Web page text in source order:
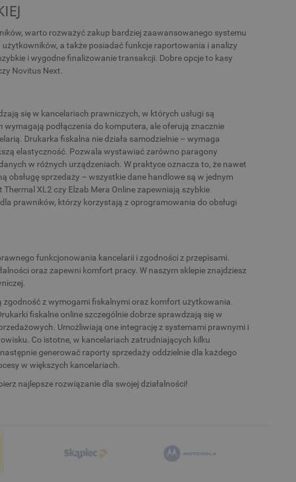
warto rozważyć zakup bardziej zaawansowanego systemu
a także posiadać funkcje raportowania i analizy
i wygodne finalizowanie transakcji. Dobre opcje to kasy
Novitus Next.
się w kancelariach prawniczych, w których usługi są
podłączenia do komputera, ale oferują znacznie
Drukarka fiskalna nie działa samodzielnie – wymaga
elastyczność. Pozwala wystawiać zarówno paragony
w różnych urządzeniach. W praktyce oznacza to, że nawet
obsługę sprzedaży – wszystkie dane handlowe są w jednym
XL2 czy Elzab Mera Online zapewniają szybkie
prawników, którzy korzystają z oprogramowania do obsługi
funkcjonowania kancelarii i zgodności z przepisami.
oraz zapewni komfort pracy. W naszym sklepie znajdziesz
zgodność z wymogami fiskalnymi oraz komfort użytkowania.
fiskalne online szczególnie dobrze sprawdzają się w
Umożliwiają one integrację z systemami prawnymi i
Co istotne, w kancelariach zatrudniających kilku
generować raporty sprzedaży oddzielnie dla każdego
w większych kancelariach.
najlepsze rozwiązanie dla swojej działalności!